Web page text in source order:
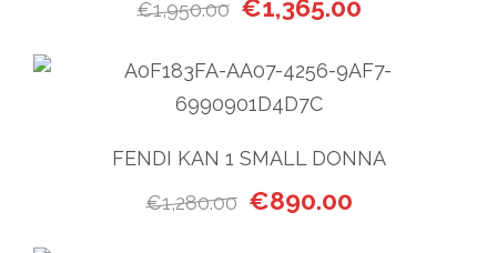
€1,950.00 €1,365.00
FENDI KAN 1 SMALL DONNA
€1,280.00 Il prezzo originale era:
€890.00Il prezzo